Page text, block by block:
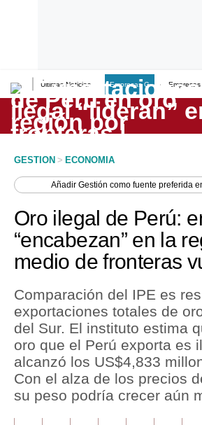
Últimas Noticias Empresas G Empresas
Lo último
Peru Quiosco
Economía
Mercados
Política
Finanzas Personales
Inmobiliarias
GESTION > ECONOMIA
AñadirGestión como fuente preferida
Oro ilegal de Perú:
“encabezan” en la
medio de fronteras
Comparación del IPE es
exportaciones totales de
del Sur. El instituto estima
oro que el Perú exporta es
alcanzó los US$4,833
Con el alza de los precios
su peso podría crecer aún